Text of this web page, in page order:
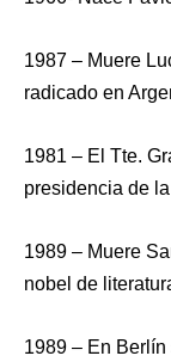
1987 – Muere
radicado en
1981 – El Tte.
presidencia de
1989 – Muere
nobel de
1989 – En